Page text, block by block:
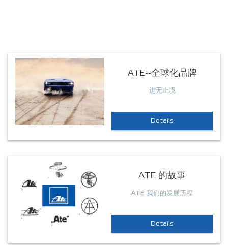
ATE--全球化品牌
进无止境
Details
ATE 的故事
ATE 我们的发展历程
Details